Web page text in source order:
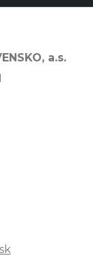
a.s.